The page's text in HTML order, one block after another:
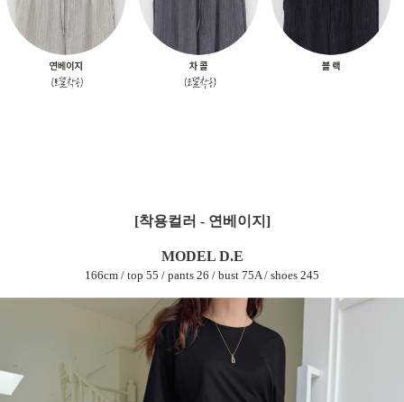
[착용컬러 - 연베이지]
MODEL D.E
166cm / top 55 / pants 26 / bust 75A / shoes 245